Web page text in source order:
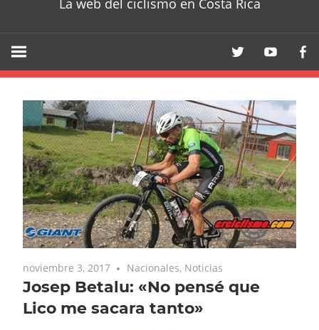
La web del ciclismo en Costa Rica
noviembre 3, 2017 Nacionales, Noticias
Josep Betalu: «No pensé que
Lico me sacara tanto»